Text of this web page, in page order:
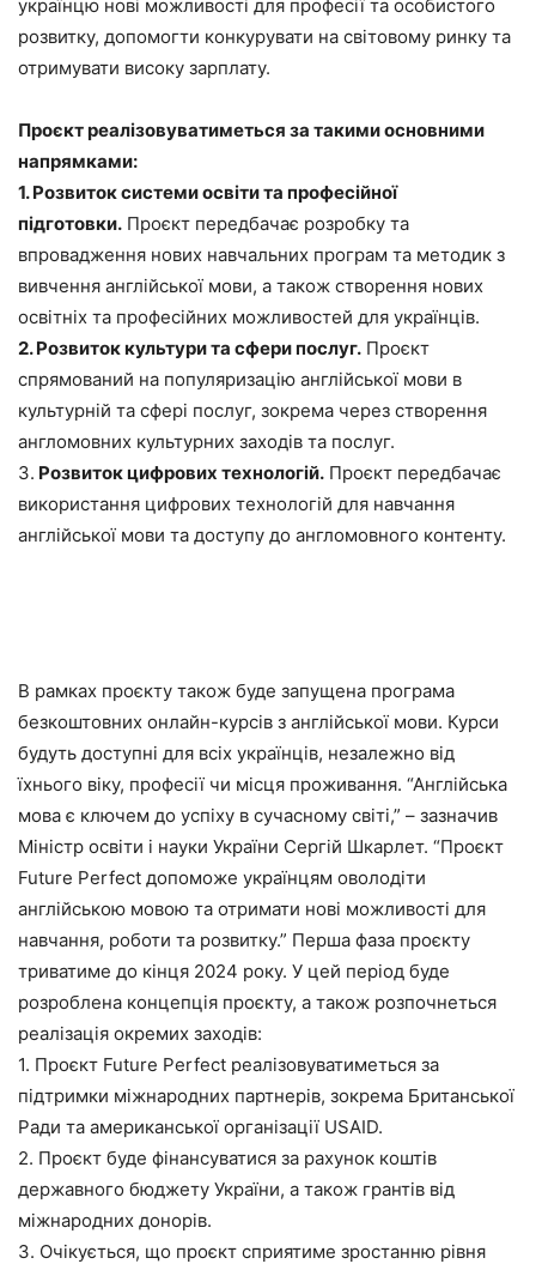
українцю нові можливості для професії та особистого
розвитку, допомогти конкурувати на світовому ринку та
отримувати високу зарплату.
Проєкт реалізовуватиметься за такими основними
напрямками:
1. Розвиток системи освіти та професійної
підготовки. Проєкт передбачає розробку та
впровадження нових навчальних програм та методик з
вивчення англійської мови, а також створення нових
освітніх та професійних можливостей для українців.
2. Розвиток культури та сфери послуг. Проєкт
спрямований на популяризацію англійської мови в
культурній та сфері послуг, зокрема через створення
англомовних культурних заходів та послуг.
3. Розвиток цифрових технологій. Проєкт передбачає
використання цифрових технологій для навчання
англійської мови та доступу до англомовного контенту.
В рамках проєкту також буде запущена програма
безкоштовних онлайн-курсів з англійської мови. Курси
будуть доступні для всіх українців, незалежно від
їхнього віку, професії чи місця проживання. “Англійська
мова є ключем до успіху в сучасному світі,” – зазначив
Міністр освіти і науки України Сергій Шкарлет. “Проєкт
Future Perfect допоможе українцям оволодіти
англійською мовою та отримати нові можливості для
навчання, роботи та розвитку.” Перша фаза проєкту
триватиме до кінця 2024 року. У цей період буде
розроблена концепція проєкту, а також розпочнеться
реалізація окремих заходів:
1. Проєкт Future Perfect реалізовуватиметься за
підтримки міжнародних партнерів, зокрема Британської
Ради та американської організації USAID.
2. Проєкт буде фінансуватися за рахунок коштів
державного бюджету України, а також грантів від
міжнародних донорів.
3. Очікується, що проєкт сприятиме зростанню рівня